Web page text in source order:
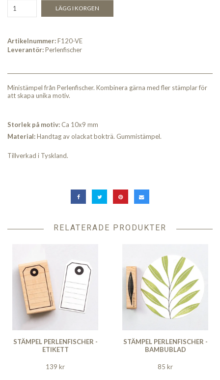
LÄGG I KORGEN
Artikelnummer:F120-VE
Leverantör:Perlenfischer
Ministämpel från Perlenfischer. Kombinera gärna med fler stämplar för
att skapa unika motiv.
Storlek på motiv:Ca 10x9 mm
Material:Handtag av olackat bokträ. Gummistämpel.
Tillverkad i Tyskland.
RELATERADE PRODUKTER
STÄMPEL PERLENFISCHER -
ETIKETT
139 kr
STÄMPEL PERLENFISCHER -
BAMBUBLAD
85 kr